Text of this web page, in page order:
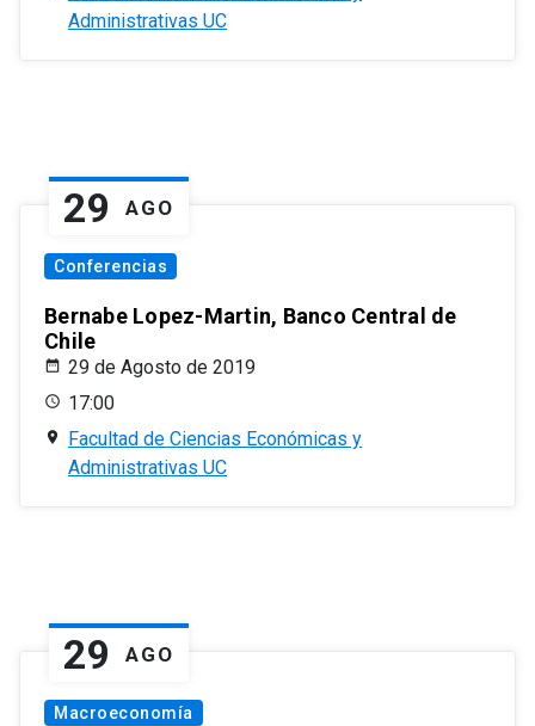
Administrativas UC
29 AGO
Conferencias
Bernabe Lopez-Martin, Banco Central de
Chile
29 de Agosto de 2019
17:00
Facultad de Ciencias Económicas y
Administrativas UC
29 AGO
Macroeconomía